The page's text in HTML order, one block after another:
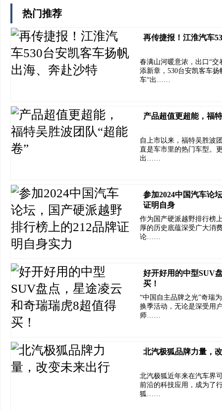
热门推荐
再传捷报！江淮汽车
春满山河暖意浓，出口“交
添新章，530台安凯客车
车“出……
产品超值更超能，福
自上市以来，福特吴胜波
直是车市里的热门车型。
出……
参加2024中国汽车论
证明自身
作为国产硬派越野排行榜
厚的历史底蕴深受广大消
论……
好开好用的中型SUV
买！
“中国自主品牌之光”奇瑞
换季活动，无论是深受用
师……
北汽极狐品牌力量，
北汽极狐近年来在汽车界
前沿的科技应用，成为了
狐……